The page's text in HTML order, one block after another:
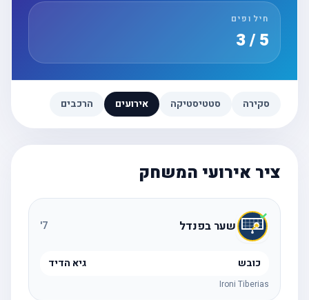
חילופים
סקירה סטטיסטיקה אירועים הרכבים
ציר אירועי המשחק
שער בפנדל
כובש גיא הדיד
Ironi Tiberias